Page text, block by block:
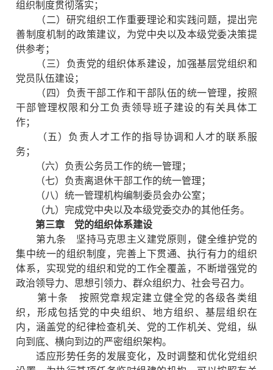
组织制度贯彻落实；
（二）研究组织工作重要理论和实践问题，提出完
善制度机制的政策建议，为党中央以及本级党委决策提
供参考；
（三）负责党的组织体系建设，加强基层党组织和
党员队伍建设；
（四）负责干部工作和干部队伍的统一管理，按照
干部管理权限和分工负责领导班子建设的有关具体工
作；
（五）负责人才工作的指导协调和人才的联系服
务；
（六）负责公务员工作的统一管理；
（七）负责离退休干部工作的统一管理；
（八）统一管理机构编制委员会办公室；
（九）完成党中央以及本级党委交办的其他任务。
第三章 党的组织体系建设
第九条 坚持马克思主义建党原则，健全维护党的
集中统一的组织制度，完善上下贯通、执行有力的组织
体系，实现党的组织和党的工作全覆盖，不断增强党的
政治领导力、思想引领力、群众组织力、社会号召力。
第十条 按照党章规定建立健全党的各级各类组
织，形成包括党的中央组织、地方组织、基层组织在
内，涵盖党的纪律检查机关、党的工作机关、党组，纵
向到底、横向到边的严密组织架构。
适应形势任务的发展变化，及时调整和优化党组织